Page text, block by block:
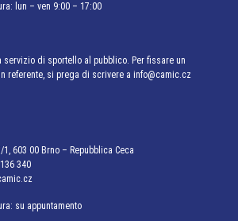
lun – ven 9:00 – 17:00
servizio di sportello al pubblico. Per fissare un
referente, si prega di scrivere a info@camic.cz
1, 603 00 Brno – Repubblica Ceca
340
su appuntamento